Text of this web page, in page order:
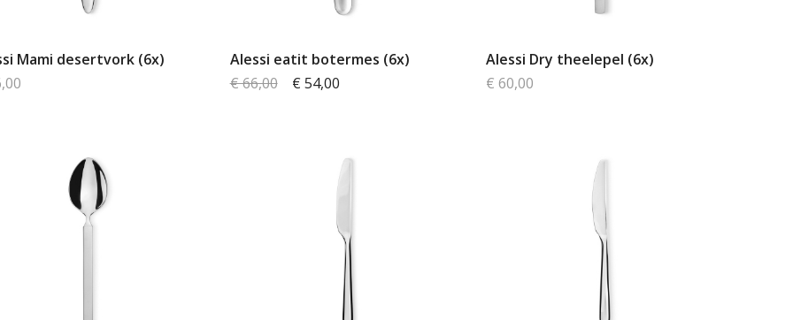
Mami desertvork (6x)
Alessi eatit botermes (6x)
€ 54,00
€ 66,00
Alessi Dry theelepel (6x)
€ 60,00